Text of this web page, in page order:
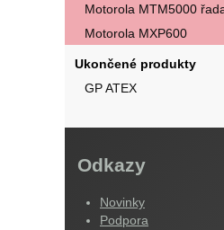
Motorola MTM5000
Motorola MXP600
Ukončené produkty
GP ATEX
Odkazy
Novinky
Podpora